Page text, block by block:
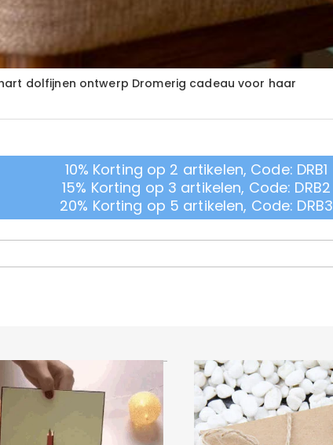
dolfijnen ontwerp Dromerig cadeau voor haar
10% Korting op 2 artikelen, Code: DRB1
15% Korting op 3 artikelen, Code: DRB2
20% Korting op 5 artikelen, Code: DRB3